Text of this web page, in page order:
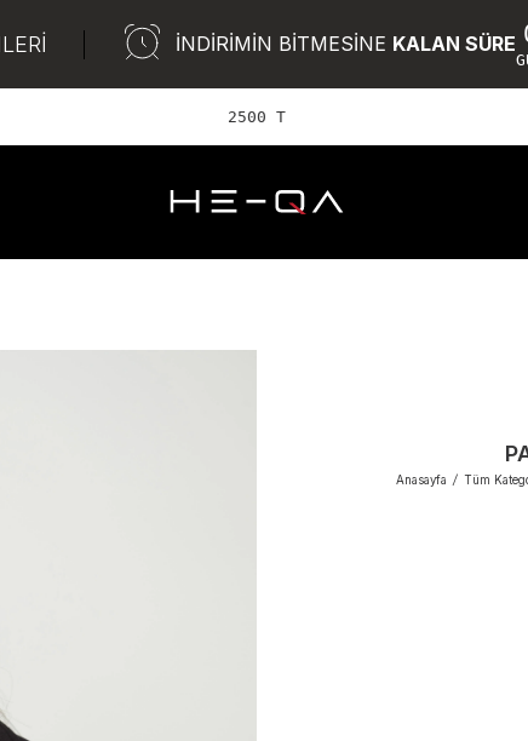
İNDİRİMİN BİTMESİNE KALAN SÜRE
2500 TL ve üze
Anasayfa / Tüm